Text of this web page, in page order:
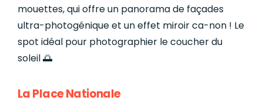
mouettes, qui offre un panorama de façades
ultra-photogénique et un effet miroir ca-non ! Le
spot idéal pour photographier le coucher du
soleil 🌅
La Place Nationale